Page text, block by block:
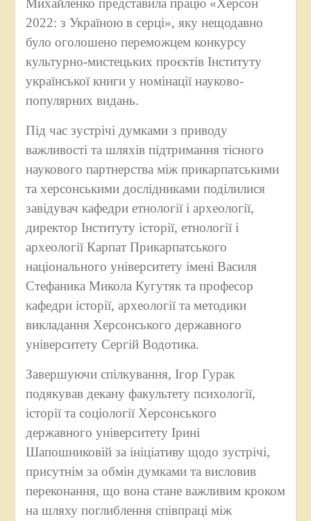
Михайленко представила працю «Херсон
2022: з Україною в серці», яку нещодавно
було оголошено переможцем конкурсу
культурно-мистецьких проєктів Інституту
української книги у номінації науково-
популярних видань.
Під час зустрічі думками з приводу
важливості та шляхів підтримання тісного
наукового партнерства між прикарпатськими
та херсонськими дослідниками поділилися
завідувач кафедри етнології і археології,
директор Інституту історії, етнології і
археології Карпат Прикарпатського
національного університету імені Василя
Стефаника Микола Кугутяк та професор
кафедри історії, археології та методики
викладання Херсонського державного
університету Сергій Водотика.
Завершуючи спілкування, Ігор Гурак
подякував декану факультету психології,
історії та соціології Херсонського
державного університету Ірині
Шапошниковій за ініціативу щодо зустрічі,
присутнім за обмін думками та висловив
переконання, що вона стане важливим кроком
на шляху поглиблення співпраці між